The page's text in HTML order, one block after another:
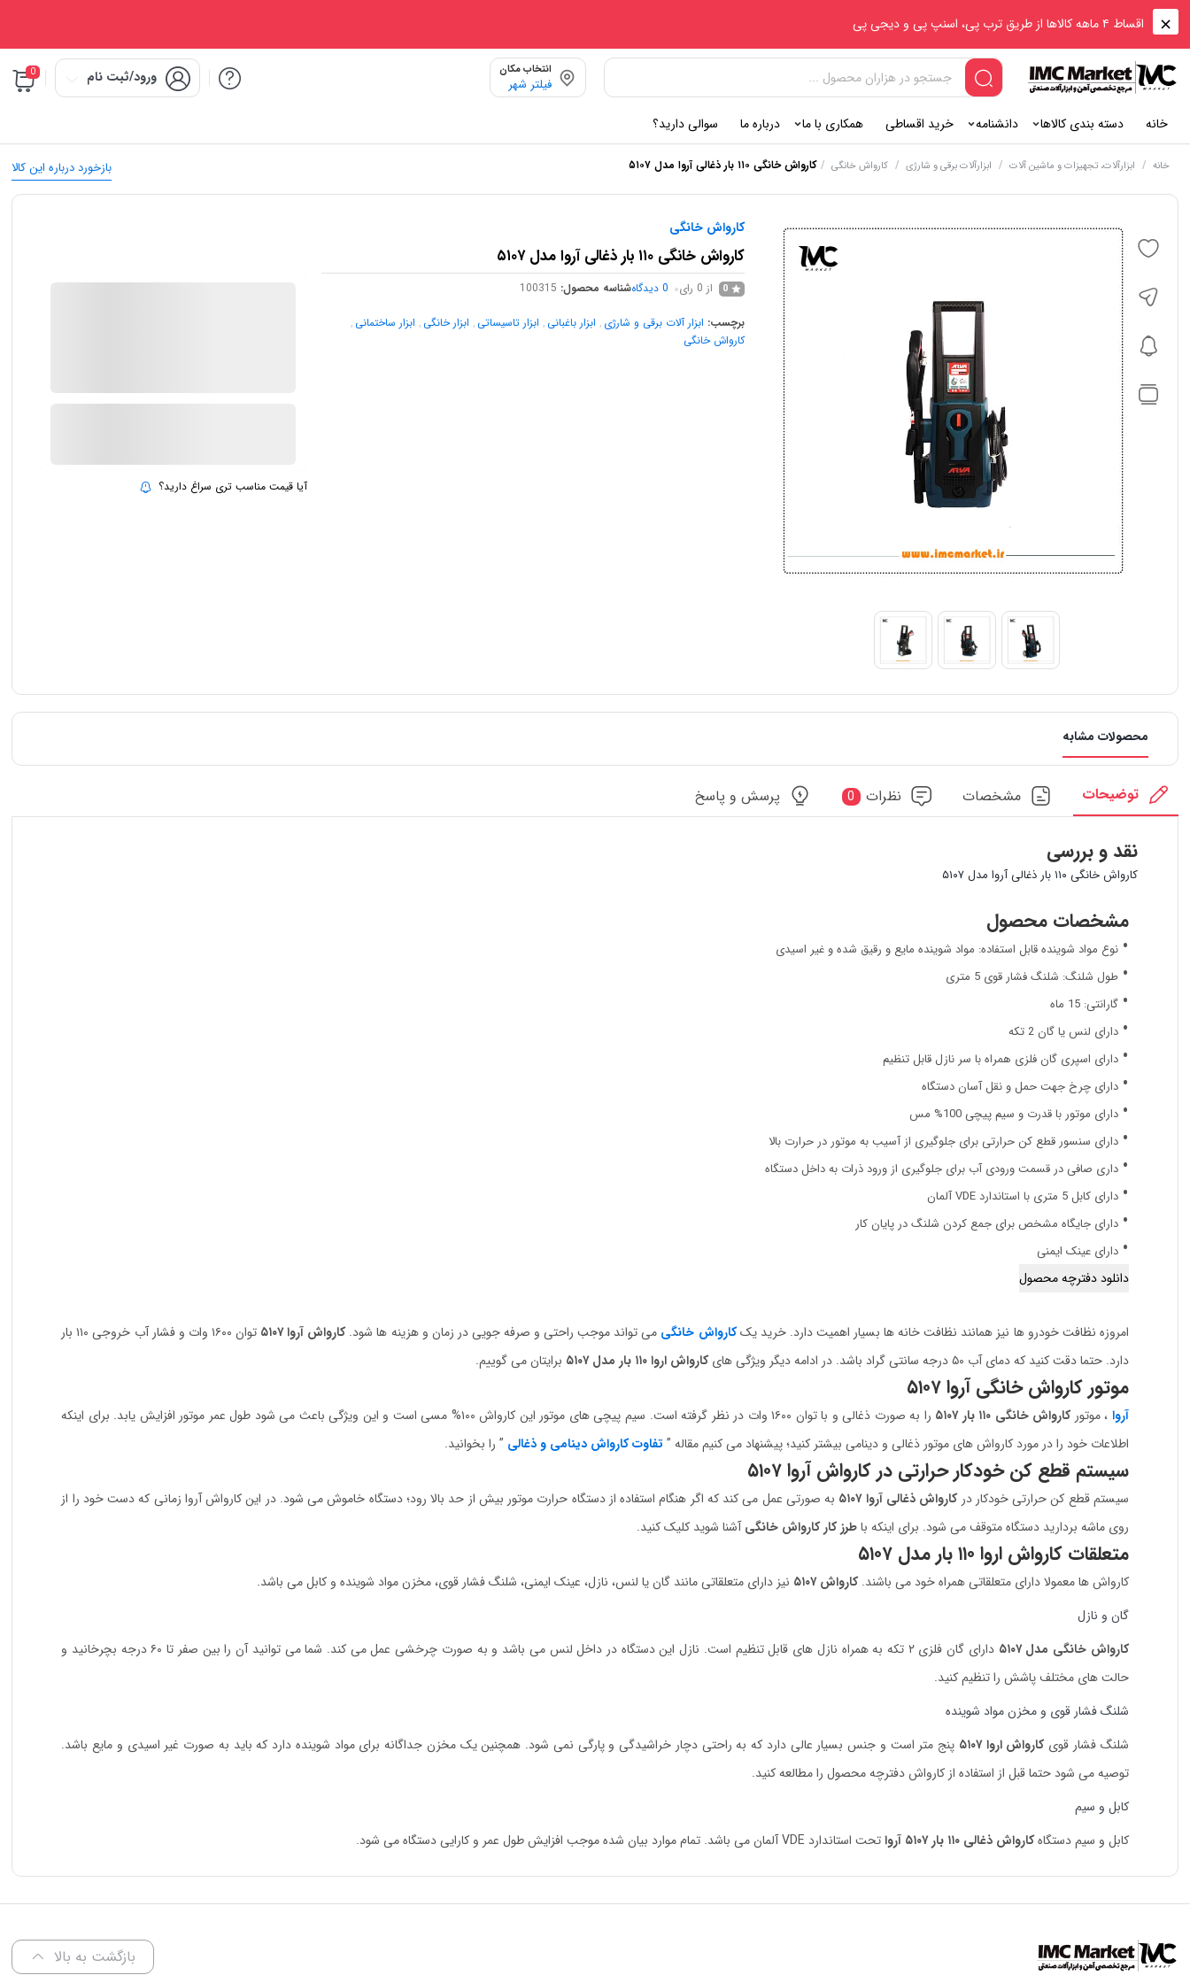
اقساط ۴ ماهه کالاها از طریق ترب پی، اسنپ پی و دیجی پی
انتخاب مکان
فیلتر شهر ورود/ثبت نام 0
خانه دسته بندی کالاها دانشنامه خرید اقساطی همکاری با ما درباره ما سوالی دارید؟
بازخورد درباره این کالا خانه / ابزارآلات، تجهیزات و ماشین آلات / ابزارآلات برقی و شارژی / کارواش خانگی /کارواش خانگی ۱۱۰ بار ذغالی آروا مدل ۵۱۰۷
کارواش خانگی
کارواش خانگی ۱۱۰ بار ذغالی آروا مدل ۵۱۰۷
0 از 0 رای 0 دیدگاهشناسه محصول: 100315
برچسب: ابزار آلات برقی و شارژی , ابزار باغبانی , ابزار تاسیساتی , ابزار خانگی , ابزار ساختمانی ,
کارواش خانگی
آیا قیمت مناسب تری سراغ دارید؟
محصولات مشابه
توضیحات مشخصات نظرات 0 پرسش و پاسخ
نقد و بررسی
کارواش خانگی ۱۱۰ بار ذغالی آروا مدل ۵۱۰۷
مشخصات محصول
نوع مواد شوینده قابل استفاده: مواد شوینده مایع و رقیق شده و غیر اسیدی
طول شلنگ: شلنگ فشار قوی 5 متری
گارانتی: 15 ماه
دارای لنس یا گان 2 تکه
دارای اسپری گان فلزی همراه با سر نازل قابل تنظیم
دارای چرخ جهت حمل و نقل آسان دستگاه
دارای موتور با قدرت و سیم پیچی 100% مس
دارای سنسور قطع کن حرارتی برای جلوگیری از آسیب به موتور در حرارت بالا
داری صافی در قسمت ورودی آب برای جلوگیری از ورود ذرات به داخل دستگاه
دارای کابل 5 متری با استاندارد VDE آلمان
دارای جایگاه مشخص برای جمع کردن شلنگ در پایان کار
دارای عینک ایمنی
امروزه نظافت خودرو ها نیز همانند نظافت خانه ها بسیار اهمیت دارد. خرید یککارواش خانگی می تواند موجب راحتی و صرفه جویی در زمان و هزینه ها شود.کارواش آروا ۵۱۰۷
توان ۱۶۰۰ وات و فشار آب خروجی ۱۱۰ بار
دارد. حتما دقت کنید که دمای آب ۵۰ درجه سانتی گراد باشد. در ادامه دیگر ویژگی های
کارواش اروا ۱۱۰ بار مدل ۵۱۰۷ برایتان می گوییم.
موتور کارواش خانگی آروا ۵۱۰۷
آروا ، موتورکارواش خانگی ۱۱۰ بار ۵۱۰۷
را به صورت ذغالی و با توان ۱۶۰۰ وات در نظر گرفته است. سیم پیچی های موتور این کارواش ۱۰۰% مسی است و این ویژگی باعث می شود طول عمر موتور افزایش یابد. برای اینکه
اطلاعات خود را در مورد کارواش های موتور ذغالی و دینامی بیشتر کنید؛ پیشنهاد می کنیم مقاله ” تفاوت کارواش دینامی و ذغالی ” را بخوانید.
سیستم قطع کن خودکار حرارتی در کارواش آروا ۵۱۰۷
سیستم قطع کن حرارتی خودکار درکارواش ذغالی آروا ۵۱۰۷
به صورتی عمل می کند که اگر هنگام استفاده از دستگاه حرارت موتور بیش از حد بالا رود؛ دستگاه خاموش می شود. در این کارواش آروا زمانی که دست خود را از
روی ماشه بردارید دستگاه متوقف می شود. برای اینکه باطرز کار کارواش خانگیآشنا شوید کلیک کنید.
متعلقات کارواش اروا ۱۱۰ بار مدل ۵۱۰۷
کارواش ها معمولا دارای متعلقاتی همراه خود می باشند.کارواش ۵۱۰۷
نیز دارای متعلقاتی مانند گان یا لنس، نازل، عینک ایمنی، شلنگ فشار قوی، مخزن مواد شوینده و کابل می باشد.
گان و نازل
کارواش خانگی مدل ۵۱۰۷
دارای گان فلزی ۲ تکه به همراه نازل های قابل تنظیم است. نازل این دستگاه در داخل لنس می باشد و به صورت چرخشی عمل می کند. شما می توانید آن را بین صفر تا ۶۰ درجه بچرخانید و
حالت های مختلف پاشش را تنظیم کنید.
شلنگ فشار قوی و مخزن مواد شوینده
شلنگ فشار قویکارواش اروا ۵۱۰۷
پنج متر است و جنس بسیار عالی دارد که به راحتی دچار خراشیدگی و پارگی نمی شود. همچنین یک مخزن جداگانه برای مواد شوینده دارد که باید به صورت غیر اسیدی و مایع باشد.
توصیه می شود حتما قبل از استفاده از کارواش دفترچه محصول را مطالعه کنید.
کابل و سیم
کابل و سیم دستگاهکارواش ذغالی ۱۱۰ بار ۵۱۰۷ آروا تحت استاندارد VDE آلمان می باشد. تمام موارد بیان شده موجب افزایش طول عمر و کارایی دستگاه می شود.
بازگشت به بالا